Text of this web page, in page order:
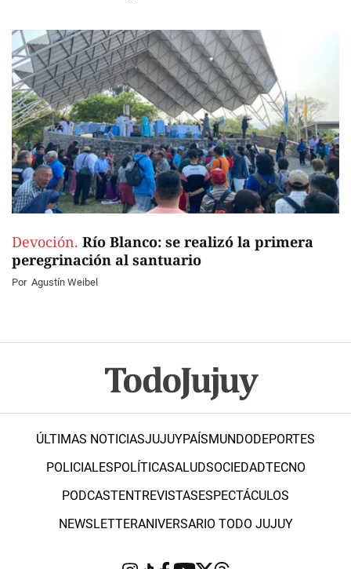
Devoción. Río Blanco: se realizó la primera
peregrinación al santuario
Por Agustín Weibel
ÚLTIMAS NOTICIASJUJUYPAÍSMUNDODEPORTES
POLICIALESPOLÍTICASALUDSOCIEDADTECNO
PODCASTENTREVISTASESPECTÁCULOS
NEWSLETTERANIVERSARIO TODO JUJUY